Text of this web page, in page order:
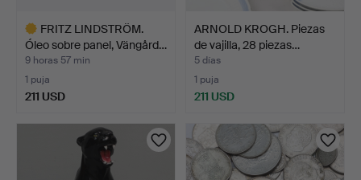
FRITZ LINDSTRÖM.
Óleo sobre panel, Vängård…
9 horas 57 min
1 puja
211 USD
seleccionado
ARNOLD KROGH. Piezas
de vajilla, 28 piezas…
5 días
1 puja
211 USD